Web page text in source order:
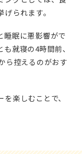
られます。
睡眠に悪影響がで
就寝の4時間前、
ら控えるのがおす
楽しむことで、